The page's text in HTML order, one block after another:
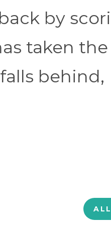
by
taken
behind,